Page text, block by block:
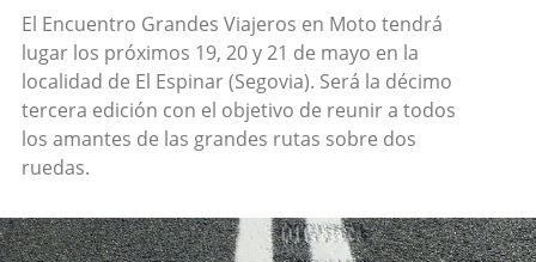
El Encuentro Grandes Viajeros en Moto tendrá
lugar los próximos 19, 20 y 21 de mayo en la
localidad de El Espinar (Segovia). Será la décimo
tercera edición con el objetivo de reunir a todos
los amantes de las grandes rutas sobre dos
ruedas.